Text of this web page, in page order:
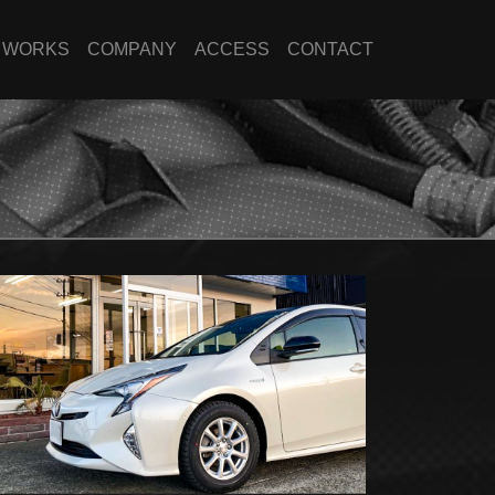
WORKS COMPANY ACCESS CONTACT